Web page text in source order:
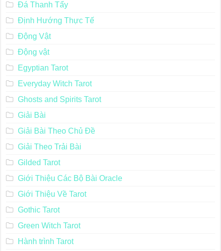
Đá Thanh Tẩy
Định Hướng Thực Tế
Động Vật
Động vật
Egyptian Tarot
Everyday Witch Tarot
Ghosts and Spirits Tarot
Giải Bài
Giải Bài Theo Chủ Đề
Giải Theo Trải Bài
Gilded Tarot
Giới Thiệu Các Bộ Bài Oracle
Giới Thiệu Về Tarot
Gothic Tarot
Green Witch Tarot
Hành trình Tarot